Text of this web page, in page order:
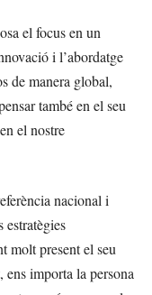
el focus en un
i l’abordatge
de manera global,
també en el seu
el nostre
nacional i
estratègies
molt present el seu
importa la persona